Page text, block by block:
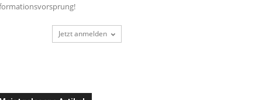
Jetzt anmelden